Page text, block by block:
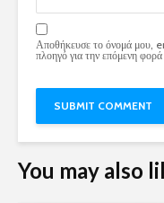
Αποθήκευσε το όνομά μου,
πλοηγό για την επόμενη
You may also